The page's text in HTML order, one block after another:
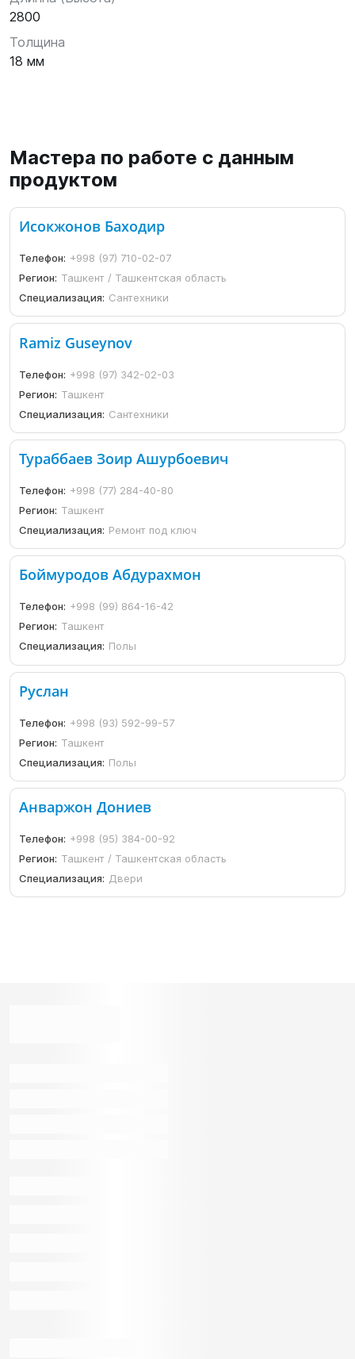
2800
Толщина
18 мм
Мастера по работе с данным
продуктом
Исокжонов Баходир
Телефон: +998 (97) 710-02-07
Регион: Ташкент / Ташкентская область
Специализация: Сантехники
Ramiz Guseynov
Телефон: +998 (97) 342-02-03
Регион: Ташкент
Специализация: Сантехники
Тураббаев Зоир Ашурбоевич
Телефон: +998 (77) 284-40-80
Регион: Ташкент
Специализация: Ремонт под ключ
Боймуродов Абдурахмон
Телефон: +998 (99) 864-16-42
Регион: Ташкент
Специализация: Полы
Руслан
Телефон: +998 (93) 592-99-57
Регион: Ташкент
Специализация: Полы
Анваржон Дониев
Телефон: +998 (95) 384-00-92
Регион: Ташкент / Ташкентская область
Специализация: Двери